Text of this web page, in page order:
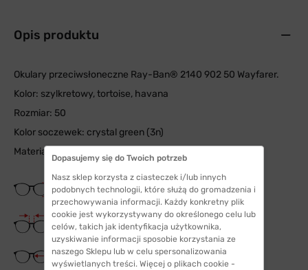
Opis produktu
Okulary przeciwsłoneczne Ray-Ban® 2140 902 50 Wayfarer.
Kolor: szylkretowy, tortoise, havana
Rozmiar: 50
Kolor soczewek: crystal green (3n)
Materiał soczewek: szklane
Wysokość soczewki
41 mm
Szerokość mostka
22 mm
Szerokość szkła
50 mm
Dopasujemy się do Twoich potrzeb
Nasz sklep korzysta z ciasteczek i/lub innych
podobnych technologii, które służą do gromadzenia i
przechowywania informacji. Każdy konkretny plik
cookie jest wykorzystywany do określonego celu lub
celów, takich jak identyfikacja użytkownika,
uzyskiwanie informacji sposobie korzystania ze
naszego Sklepu lub w celu spersonalizowania
wyświetlanych treści. Więcej o plikach cookie -